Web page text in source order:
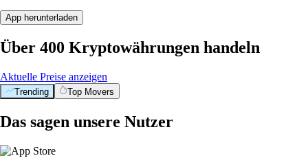
App herunterladen
Über 400 Kryptowährungen handeln
Aktuelle Preise anzeigen
Trending Top Movers
Das sagen unsere Nutzer